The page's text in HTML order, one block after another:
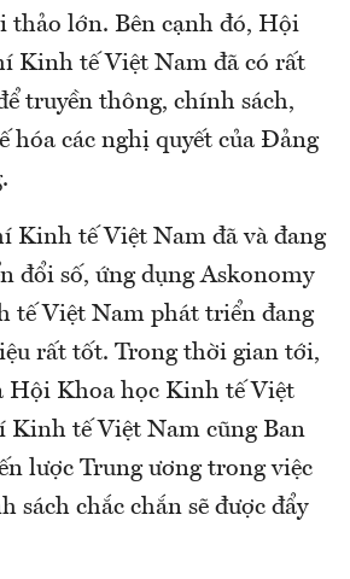
thảo lớn. Bên cạnh đó, Hội
Kinh tế Việt Nam đã có rất
truyền thông, chính sách,
hóa các nghị quyết của Đảng
Kinh tế Việt Nam đã và đang
đổi số, ứng dụng Askonomy
tế Việt Nam phát triển đang
rất tốt. Trong thời gian tới,
Hội Khoa học Kinh tế Việt
Kinh tế Việt Nam cũng Ban
lược Trung ương trong việc
sách chắc chắn sẽ được đẩy